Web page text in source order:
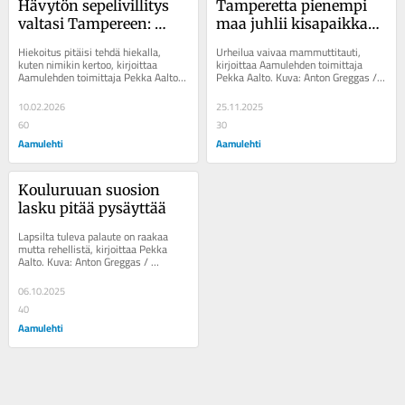
Hävytön sepelivillitys
valtasi Tampereen:
naarmuilla
Hiekoitus pitäisi tehdä hiekalla,
kuten nimikin kertoo, kirjoittaa
Aamulehden toimittaja Pekka Aalto.
Kuva: Anton Greggas / Aamulehti
Aamulehti ...
10.02.2026
60
Aamulehti
Tamperetta pienempi
maa juhlii kisa­paikkaa
MM-turnaukseen
pakko lorauttaa
Urheilua vaivaa mammuttitauti,
kirjoittaa Aamulehden toimittaja
Pekka Aalto. Kuva: Anton Greggas /
Aamulehti Aamulehti Urheilua
vaivaa...
25.11.2025
30
Aamulehti
Kouluruuan suosion
lasku pitää pysäyttää
Lapsilta tuleva palaute on raakaa
mutta rehellistä, kirjoittaa Pekka
Aalto. Kuva: Anton Greggas /
Aamulehti Aamulehti Pahaa. Turhan
usein...
06.10.2025
40
Aamulehti